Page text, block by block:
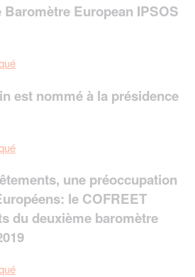
European IPSOS
est nommé à la présidence
une préoccupation
le COFREET
du deuxième baromètre